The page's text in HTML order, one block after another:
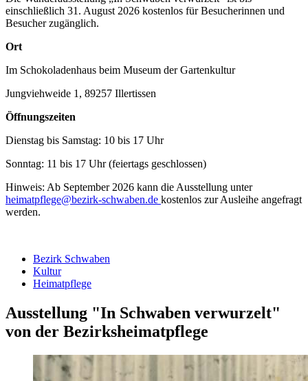
einschließlich 31. August 2026 kostenlos für Besucherinnen und
Besucher zugänglich.
Ort
Im Schokoladenhaus beim Museum der Gartenkultur
Jungviehweide 1, 89257 Illertissen
Öffnungszeiten
Dienstag bis Samstag: 10 bis 17 Uhr
Sonntag: 11 bis 17 Uhr (feiertags geschlossen)
Hinweis: Ab September 2026 kann die Ausstellung unter
heimatpflege@bezirk-schwaben.de kostenlos zur Ausleihe angefragt
werden.
Bezirk Schwaben
Kultur
Heimatpflege
Ausstellung "In Schwaben verwurzelt"
von der Bezirksheimatpflege